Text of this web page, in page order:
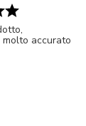
accurato